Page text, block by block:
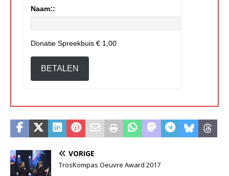
Naam::
Donatie Spreekbuis € 1,00
BETALEN
VORIGE
TrosKompas Oeuvre Award 2017